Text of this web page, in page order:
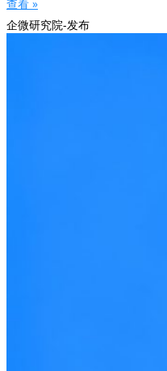
查看 »
企微研究院-发布